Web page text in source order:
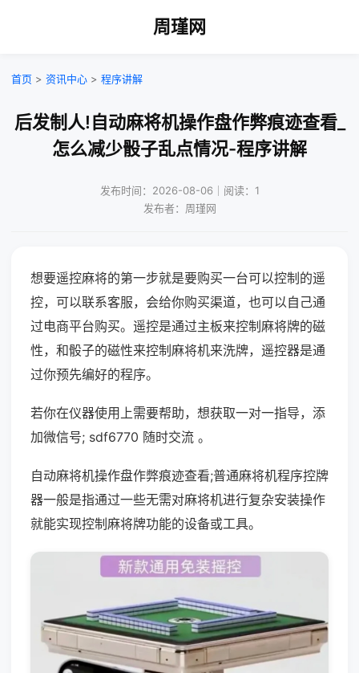
周瑾网
首页 > 资讯中心 > 程序讲解
后发制人!自动麻将机操作盘作弊痕迹查看_
怎么减少骰子乱点情况-程序讲解
发布时间：2026-08-06｜阅读：1
发布者：周瑾网
想要遥控麻将的第一步就是要购买一台可以控制的遥
控，可以联系客服，会给你购买渠道，也可以自己通
过电商平台购买。遥控是通过主板来控制麻将牌的磁
性，和骰子的磁性来控制麻将机来洗牌，遥控器是通
过你预先编好的程序。
若你在仪器使用上需要帮助，想获取一对一指导，添
加微信号; sdf6770 随时交流 。
自动麻将机操作盘作弊痕迹查看;普通麻将机程序控牌
器一般是指通过一些无需对麻将机进行复杂安装操作
就能实现控制麻将牌功能的设备或工具。